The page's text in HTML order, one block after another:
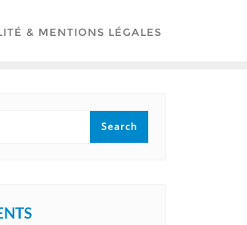
& MENTIONS LÉGALES